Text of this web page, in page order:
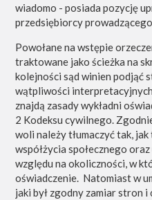
wiadomo - posiada pozycję
przedsiębiorcy
Powołane na wstępie
traktowane jako ścieżka na
kolejności sąd winien podjąć
wątpliwości
znajdą zasady wykładni
2 Kodeksu cywilnego.
woli należy tłumaczyć tak,
współżycia społecznego
względu na okoliczności, w
oświadczenie. Natomiast w
jaki był zgodny zamiar stron